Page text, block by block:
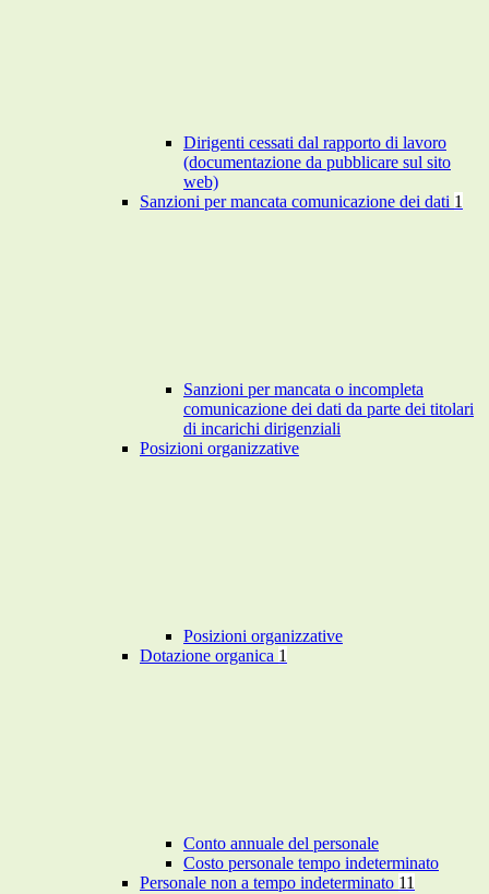
Dirigenti cessati dal rapporto di lavoro
(documentazione da pubblicare sul sito
web)
Sanzioni per mancata comunicazione dei dati 1
Sanzioni per mancata o incompleta
comunicazione dei dati da parte dei titolari
di incarichi dirigenziali
Posizioni organizzative
Posizioni organizzative
Dotazione organica 1
Conto annuale del personale
Costo personale tempo indeterminato
Personale non a tempo indeterminato 11